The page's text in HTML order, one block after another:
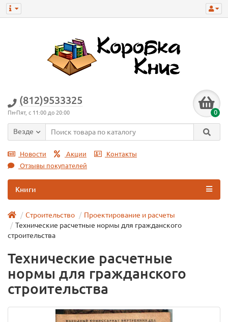
(812)9533325
Пн-Пят, с 11:00 до 20:00 0
Везде
Новости Акции
Контакты
Отзывы покупателей
Книги
Строительство
Проектирование и расчеты
Технические расчетные нормы для гражданского
строительства
Технические расчетные
нормы для гражданского
строительства